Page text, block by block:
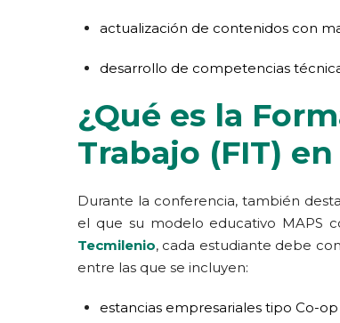
actualización de contenidos con
desarrollo de competencias
¿Qué es la
Trabajo (FIT)
Durante la conferencia, también
el que su modelo educativo MAPS
Tecmilenio, cada estudiante debe
entre las que se incluyen:
estancias empresariales tipo Co-op